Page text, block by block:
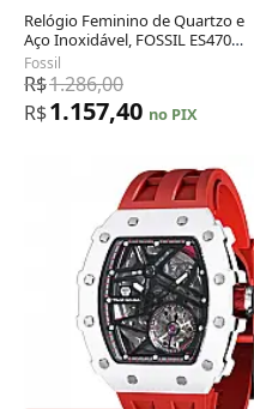
Relógio Feminino de Quartzo e
Aço Inoxidável, FOSSIL ES4701,
Marrom
Fossil
R$1.286,00
R$1.157,40 no PIX
Adicionar ao carrinho